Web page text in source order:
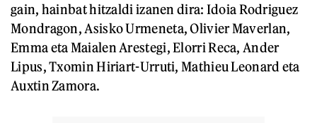
gain, hainbat hitzaldi izanen dira: Idoia Rodriguez
Mondragon, Asisko Urmeneta, Olivier Maverlan,
Emma eta Maialen Arestegi, Elorri Reca, Ander
Lipus, Txomin Hiriart-Urruti, Mathieu Leonard eta
Auxtin Zamora.